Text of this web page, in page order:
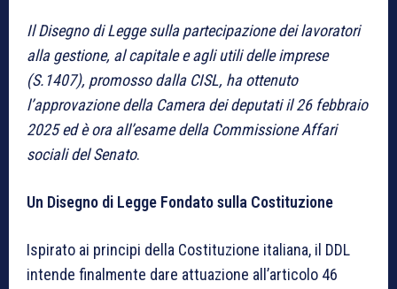
Il Disegno di Legge sulla partecipazione dei lavoratori
alla gestione, al capitale e agli utili delle imprese
(S.1407), promosso dalla CISL, ha ottenuto
l’approvazione della Camera dei deputati il 26 febbraio
2025 ed è ora all’esame della Commissione Affari
sociali del Senato.
Un Disegno di Legge Fondato sulla Costituzione
Ispirato ai principi della Costituzione italiana, il DDL
intende finalmente dare attuazione all’articolo 46